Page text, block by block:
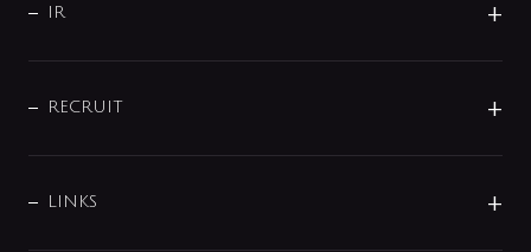
配管システム
バス・空調周辺用品
トイレ周辺用品
じぶんシャワーが見つかる
会社概要
事業所案内
よくあるご質問
データダウンロード
みらいエコ住宅2026事業
IR
IRニュース
IRライブラリ
RECRUIT
募集要項
LINKS